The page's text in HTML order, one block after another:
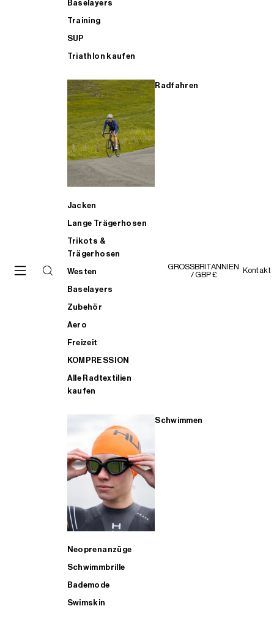
Baselayers
Training
SUP
Triathlon kaufen
Radfahren
Jacken
Lange Trägerhosen
Trikots &
Trägerhosen
Westen
Baselayers
Zubehör
Aero
Freizeit
KOMPRESSION
Alle Radtextilien
kaufen
Schwimmen
Neoprenanzüge
Schwimmbrille
Bademode
Swimskin
GROSSBRITANNIEN
/ GBP £
Kontakt